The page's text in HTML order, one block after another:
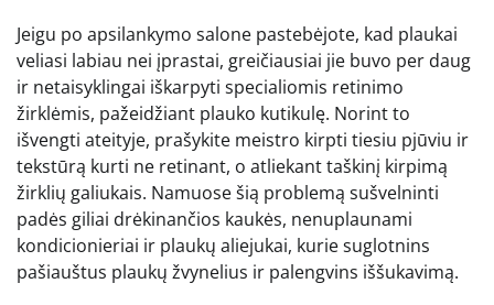
Jeigu po apsilankymo salone pastebėjote, kad plaukai
veliasi labiau nei įprastai, greičiausiai jie buvo per daug
ir netaisyklingai iškarpyti specialiomis retinimo
žirklėmis, pažeidžiant plauko kutikulę. Norint to
išvengti ateityje, prašykite meistro kirpti tiesiu pjūviu ir
tekstūrą kurti ne retinant, o atliekant taškinį kirpimą
žirklių galiukais. Namuose šią problemą sušvelninti
padės giliai drėkinančios kaukės, nenuplaunami
kondicionieriai ir plaukų aliejukai, kurie suglotnins
pašiauštus plaukų žvynelius ir palengvins iššukavimą.